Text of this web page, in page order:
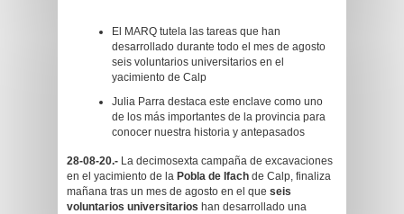
El MARQ tutela las tareas que han
desarrollado durante todo el mes de agosto
seis voluntarios universitarios en el
yacimiento de Calp
Julia Parra destaca este enclave como uno
de los más importantes de la provincia para
conocer nuestra historia y antepasados
28-08-20.- La decimosexta campaña de excavaciones
en el yacimiento de la Pobla de Ifach de Calp, finaliza
mañana tras un mes de agosto en el que seis
voluntarios universitarios han desarrollado una